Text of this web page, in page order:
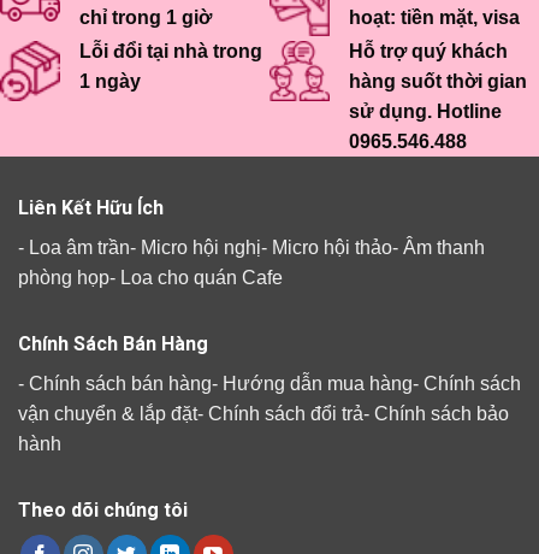
chỉ trong 1 giờ
hoạt: tiền mặt, visa
Lỗi đổi tại nhà trong
1 ngày
Hỗ trợ quý khách
hàng suốt thời gian
sử dụng. Hotline
0965.546.488
Liên Kết Hữu Ích
- Loa âm trần- Micro hội nghị- Micro hội thảo- Âm thanh
phòng họp- Loa cho quán Cafe
Chính Sách Bán Hàng
- Chính sách bán hàng- Hướng dẫn mua hàng- Chính sách
vận chuyển & lắp đặt- Chính sách đổi trả- Chính sách bảo
hành
Theo dõi chúng tôi